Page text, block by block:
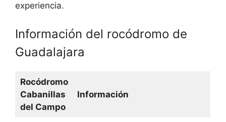
experiencia.
Información del rocódromo de
Guadalajara
Rocódromo
Cabanillas
del Campo
Información